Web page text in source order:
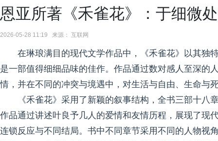
恩亚所著《禾雀花》：于细微
2026-05-28 11:19 来源： 互联网
在琳琅满目的现代文学作品中，《禾雀花》以其独
是一部值得细细品味的佳作。作品通过数对感人至深的
情，并在不同的冲突与境遇中，对生活与自由、生命与
《禾雀花》采用了新颖的叙事结构，全书三部十
作品通过讲述叶良予几人的爱情和友情历程，展现了现
连锁反应与不同结局。书中不同章节采用不同的人物视